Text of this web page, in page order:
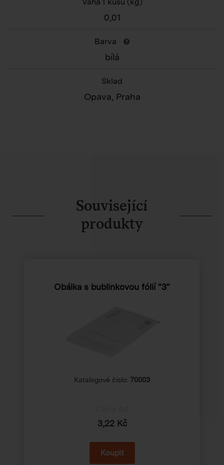
0,01
Barva
bílá
Sklad
Opava, Praha
Související
produkty
Obálka s bublinkovou fólií "3"
Katalogové číslo: 70003
3,22 Kč